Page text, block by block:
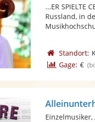
...ER SPIELTE
Russland, in
Standort:
Gage: €